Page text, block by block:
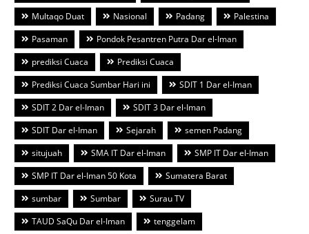
Multaqo Duat
Nasional Padang
Palestina
Pasaman
Pondok Pesantren Putra Dar el-Iman
prediksi Cuaca
Prediksi Cuaca
Prediksi Cuaca Sumbar Hari ini
SDIT 1 Dar el-Iman
SDIT 2 Dar el-Iman
SDIT 3 Dar el-Iman
SDIT Dar el-Iman
Sejarah
semen Padang
situjuah
SMA IT Dar el-Iman
SMP IT Dar el-Iman
SMP IT Dar el-Iman 50 Kota
Sumatera Barat
sumbar
Sumbar
Surau TV
TAUD SaQu Dar el-Iman
tenggelam